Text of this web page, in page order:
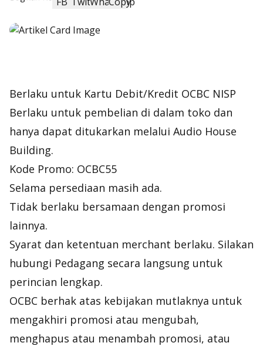
Berlaku untuk Kartu Debit/Kredit OCBC NISP
Berlaku untuk pembelian di dalam toko dan
hanya dapat ditukarkan melalui Audio House
Building.
Kode Promo: OCBC55
Selama persediaan masih ada.
Tidak berlaku bersamaan dengan promosi
lainnya.
Syarat dan ketentuan merchant berlaku. Silakan
hubungi Pedagang secara langsung untuk
perincian lengkap.
OCBC berhak atas kebijakan mutlaknya untuk
mengakhiri promosi atau mengubah,
menghapus atau menambah promosi, atau